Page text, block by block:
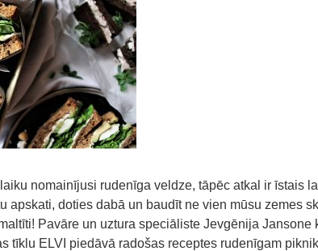
nomainījusi rudenīga veldze, tāpēc atkal ir īstais
apskati, doties dabā un baudīt ne vien mūsu zemes
Pavāre un uztura speciāliste Jevgēnija Jansone
tīklu ELVI piedāvā radošas receptes rudenīgam